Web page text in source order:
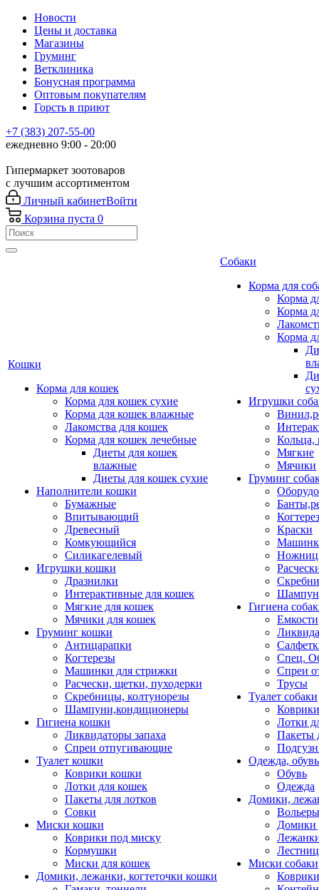
Новости
Цены и доставка
Магазины
Груминг
Ветклиника
Бонусная программа
Оптовым покупателям
Горсть в приют
+7 (383) 207-55-00
ежедневно 9:00 - 20:00
Гипермаркет зоотоваров
с лучшим ассортиментом
Личный кабинетВойти
Корзина пуста 0
Кошки
Корма для кошек
Корма для кошек сухие
Корма для кошек влажные
Лакомства для кошек
Корма для кошек лечебные
Диеты для кошек
влажные
Диеты для кошек сухие
Наполнители кошки
Бумажные
Впитывающий
Древесный
Комкующийся
Силикагелевый
Игрушки кошки
Дразнилки
Интерактивные для кошек
Мягкие для кошек
Мячики для кошек
Груминг кошки
Антицарапки
Когтерезы
Машинки для стрижки
Расчески, щетки, пуходерки
Скребницы, колтунорезы
Шампуни,кондиционеры
Гигиена кошки
Ликвидаторы запаха
Спреи отпугивающие
Туалет кошки
Коврики кошки
Лотки для кошек
Пакеты для лотков
Совки
Миски кошки
Коврики под миску
Кормушки
Миски для кошек
Домики, лежанки, когтеточки кошки
Собаки
Корма для
Корма
Корма
Корма
Игрушки
Кольца,
Мягкие
Мячики
Груминг
Краски
Гигиена
Емкости
Спец.
Спреи
Трусы
Туалет собаки
Коврики
Лотки
Пакеты
Одежда, обувь
Обувь
Одежда
Домики,
Домики
Миски собаки